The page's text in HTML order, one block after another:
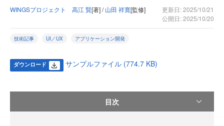
WINGSプロジェクト 高江 賢[著] /山田 祥寛[監修]
更新日: 2025/10/21
公開日: 2025/10/20
技術記事 UI／UX アプリケーション開発
ダウンロード サンプルファイル (774.7 KB)
目次